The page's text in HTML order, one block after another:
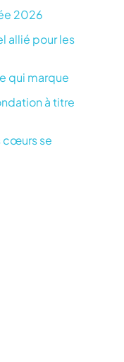
2026
allié pour les
qui marque
à titre
cœurs se